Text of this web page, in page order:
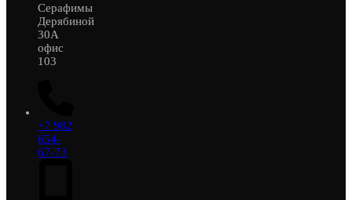
Серафимы
Дерябиной
30А
офис
103
+7 982
654-
67-73